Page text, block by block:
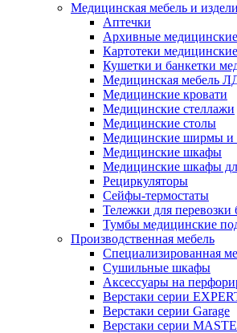
Медицинская мебель и
Аптечки
Архивные
Картотеки медицинские
Кушетки и банкетки
Медицинская мебель
Медицинские кровати
Медицинские стеллажи
Медицинские столы
Медицинские ширмы и
Медицинские шкафы
Медицинские шкафы
Рециркуляторы
Сейфы-термостаты
Тележки для перевозки
Тумбы медицинские
Производственная мебель
Cпециализированная
Cушильные шкафы
Аксессуары на
Верстаки серии
Верстаки серии Garage
Верстаки серии